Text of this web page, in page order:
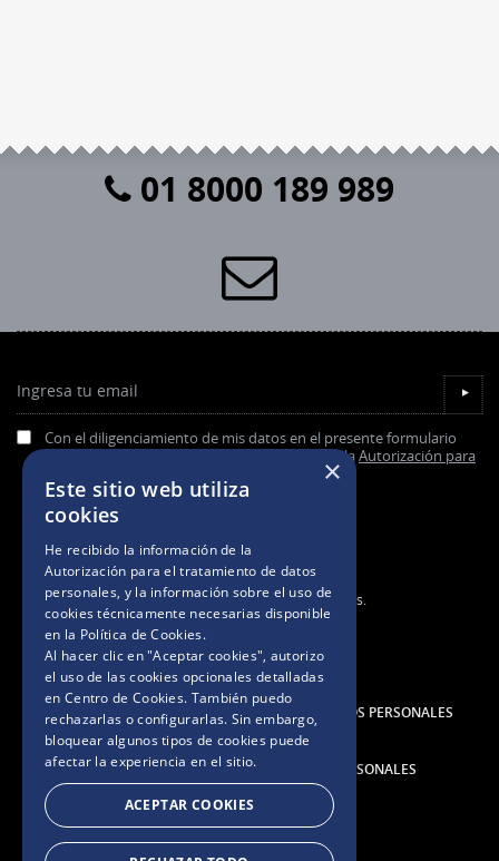
01 8000 189 989
Ingresa tu email
Con el diligenciamiento de mis datos en el presente formulario
acepto de forma previa, expresa e informada laAutorización para
▼
2025. Todos los derechos reservados.
TÉRMINOS Y CONDICIONES
AUTORIZACIÓN PARA EL TRATAMIENTO DE DATOS PERSONALES
POLÍTICA DE TRATAMIENTO DE DATOS PERSONALES
AVISO DE COOKIES
×
Este sitio web utiliza
cookies
He recibido la información de la
Autorización para el tratamiento de datos
personales, y la información sobre el uso de
cookies técnicamente necesarias disponible
en la Política de Cookies.
Al hacer clic en "Aceptar cookies", autorizo
el uso de las cookies opcionales detalladas
en Centro de Cookies. También puedo
rechazarlas o configurarlas. Sin embargo,
bloquear algunos tipos de cookies puede
afectar la experiencia en el sitio.
ACEPTAR COOKIES